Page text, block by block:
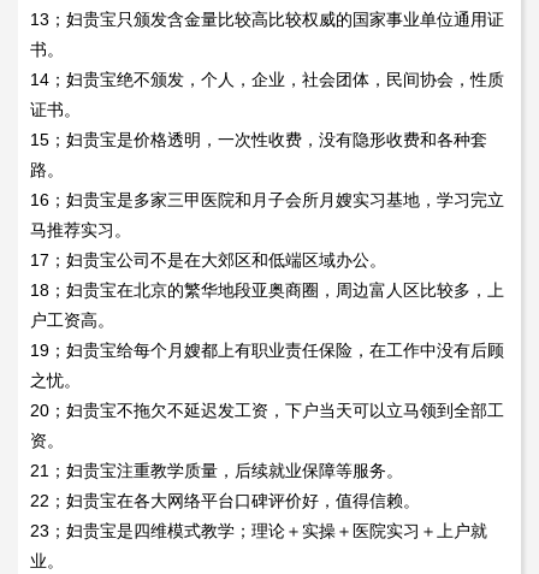
13；妇贵宝只颁发含金量比较高比较权威的国家事业单位通用证
书。
14；妇贵宝绝不颁发，个人，企业，社会团体，民间协会，性质
证书。
15；妇贵宝是价格透明，一次性收费，没有隐形收费和各种套
路。
16；妇贵宝是多家三甲医院和月子会所月嫂实习基地，学习完立
马推荐实习。
17；妇贵宝公司不是在大郊区和低端区域办公。
18；妇贵宝在北京的繁华地段亚奥商圈，周边富人区比较多，上
户工资高。
19；妇贵宝给每个月嫂都上有职业责任保险，在工作中没有后顾
之忧。
20；妇贵宝不拖欠不延迟发工资，下户当天可以立马领到全部工
资。
21；妇贵宝注重教学质量，后续就业保障等服务。
22；妇贵宝在各大网络平台口碑评价好，值得信赖。
23；妇贵宝是四维模式教学；理论＋实操＋医院实习＋上户就
业。